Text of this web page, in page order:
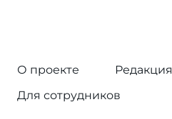
О проекте
Редакция
Для сотрудников